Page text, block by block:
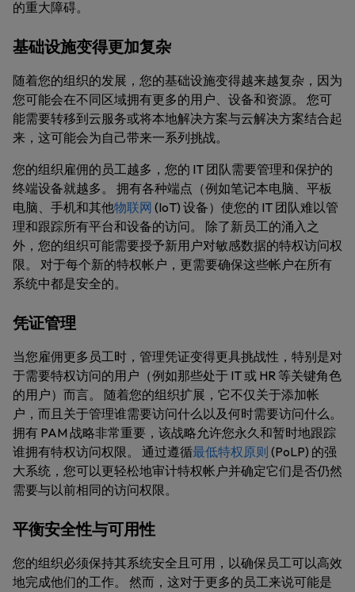
的重大障碍。
基础设施变得更加复杂
随着您的组织的发展，您的基础设施变得越来越复杂，因为
您可能会在不同区域拥有更多的用户、设备和资源。 您可
能需要转移到云服务或将本地解决方案与云解决方案结合起
来，这可能会为自己带来一系列挑战。
您的组织雇佣的员工越多，您的 IT 团队需要管理和保护的
终端设备就越多。 拥有各种端点（例如笔记本电脑、平板
电脑、手机和其他物联网 (IoT) 设备）使您的 IT 团队难以管
理和跟踪所有平台和设备的访问。 除了新员工的涌入之
外，您的组织可能需要授予新用户对敏感数据的特权访问权
限。 对于每个新的特权帐户，更需要确保这些帐户在所有
系统中都是安全的。
凭证管理
当您雇佣更多员工时，管理凭证变得更具挑战性，特别是对
于需要特权访问的用户（例如那些处于 IT 或 HR 等关键角色
的用户）而言。 随着您的组织扩展，它不仅关于添加帐
户，而且关于管理谁需要访问什么以及何时需要访问什么。
拥有 PAM 战略非常重要，该战略允许您永久和暂时地跟踪
谁拥有特权访问权限。 通过遵循最低特权原则 (PoLP) 的强
大系统，您可以更轻松地审计特权帐户并确定它们是否仍然
需要与以前相同的访问权限。
平衡安全性与可用性
您的组织必须保持其系统安全且可用，以确保员工可以高效
地完成他们的工作。 然而，这对于更多的员工来说可能是